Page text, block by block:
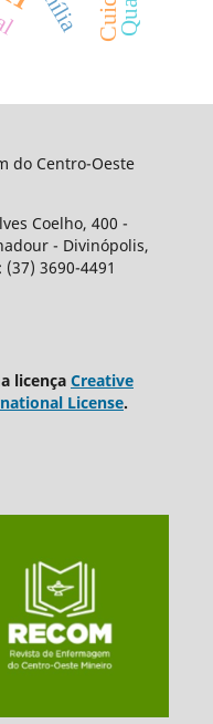
do Centro-Oeste
Coelho, 400 -
- Divinópolis,
(37) 3690-4491
licença Creative
License.